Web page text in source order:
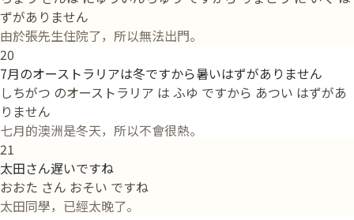
ずがありません
由於張先生住院了，所以無法出門。
20
7月のオーストラリアは冬ですから暑いはずがありません
しちがつ のオーストラリア は ふゆ ですから あつい はずがあ
りません
七月的澳洲是冬天，所以不會很熱。
21
太田さん遅いですね
おおた さん おそい ですね
太田同學，已經太晚了。